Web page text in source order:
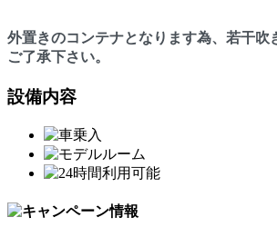
外置きのコンテナとなります為、若干吹
ご了承下さい。
設備内容